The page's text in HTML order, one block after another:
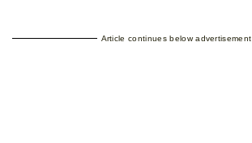
Article continues below advertisement